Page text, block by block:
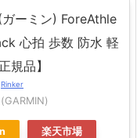
ガーミン) ForeAthle
心拍 歩数 防水 軽
規品】
Rinker
楽天市場